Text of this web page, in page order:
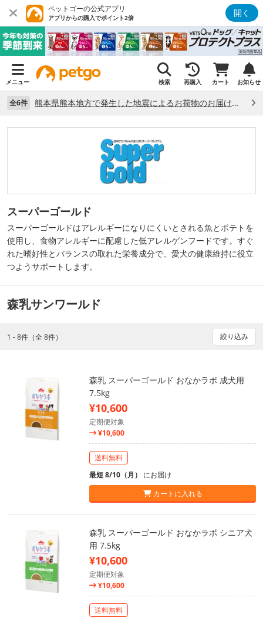
ペットゴーの公式アプリ
アプリからの購入でポイント2倍 開く
メニュー 検索 再購入 カート お知らせ
全6件 熊本県熊本地方で発生した地震によるお荷物のお届け状況について （7/28）
スーパーゴールド
スーパーゴールドはアレルギーになりにくいとされる魚とポテトを
使用し、食物アレルギーに配慮した低アレルゲンフードです。すぐ
れた嗜好性とバランスの取れた栄養成分で、愛犬の健康維持に役立
つようサポートします。
森乳サンワールド
1 - 8件（全 8件） 絞り込み
森乳 スーパーゴールド おなかラボ 成犬用
7.5kg
¥10,600
定期便対象
¥10,600
送料無料
最短 8/10（月） にお届け
カートに入れる
森乳 スーパーゴールド おなかラボ シニア犬
用 7.5kg
¥10,600
定期便対象
¥10,600
送料無料